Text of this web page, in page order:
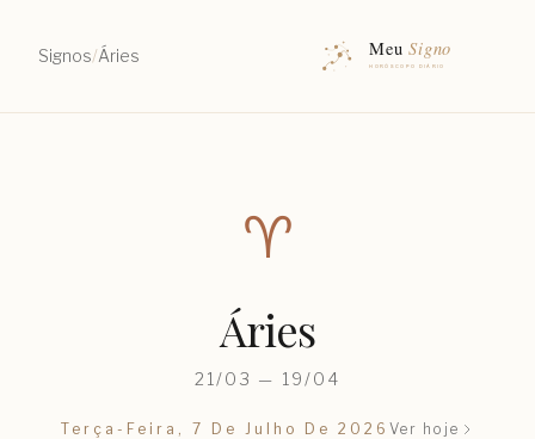
Signos/Áries
♈︎
Áries
21/03 — 19/04
Terça-Feira, 7 De Julho De 2026Ver hoje